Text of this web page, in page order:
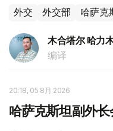
外交 外交部 哈萨克
木合塔尔 哈力
编译
20:18, 05 8月 2026
哈萨克斯坦副外